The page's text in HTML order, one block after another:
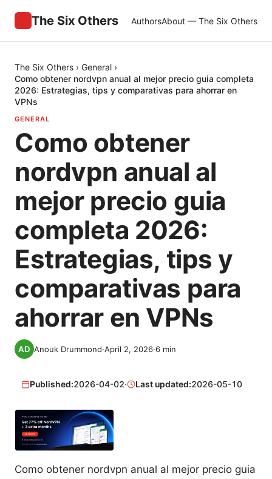
The Six Others AuthorsAbout — The Six Others
The Six Others › General ›
Como obtener nordvpn anual al mejor precio guia completa
2026: Estrategias, tips y comparativas para ahorrar en
VPNs
GENERAL
Como obtener
nordvpn anual al
mejor precio guia
completa 2026:
Estrategias, tips y
comparativas para
ahorrar en VPNs
Anouk Drummond·April 2, 2026·6 min
Published:2026-04-02· Last updated:2026-05-10
Como obtener nordvpn anual al mejor precio guia